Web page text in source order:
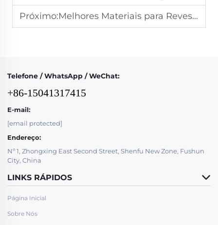
Próximo:Melhores Materiais para Revestimento de Proteção contra Desgaste em Estrelas de Quebra de Sinter em Aplicações de Alta Temperatura
Telefone / WhatsApp / WeChat:
+86-15041317415
E-mail:
[email protected]
Endereço:
Nº 1, Zhongxing East Second Street, Shenfu New Zone, Fushun
City, China
LINKS RÁPIDOS
Página Inicial
Sobre Nós